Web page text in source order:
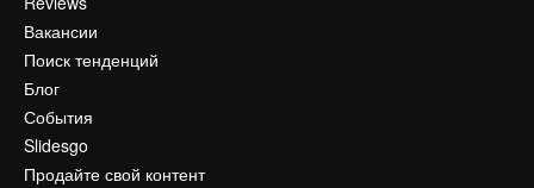
Вакансии
Поиск тенденций
Блог
События
Slidesgo
Продайте свой контент